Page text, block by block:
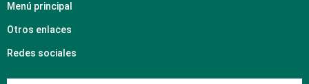
Menú principal
Otros enlaces
Redes sociales